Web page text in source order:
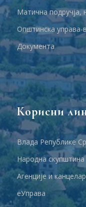
Матична подручја,
Општинска управа-
Документа
Корисни
Влада Републике
Народна
Агенције и
еУправа